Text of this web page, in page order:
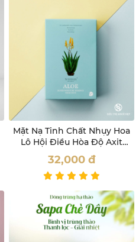
Mặt Nạ Tinh Chất Nhụy Hoa
Lô Hội Điều Hòa Độ Axit
Của Da Whisis
32,000 đ